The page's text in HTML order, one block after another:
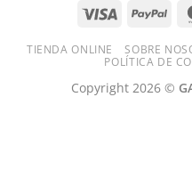
Visa
TIENDA ONLINE SOBRE
POLÍTICA DE
Copyright 2026 ©